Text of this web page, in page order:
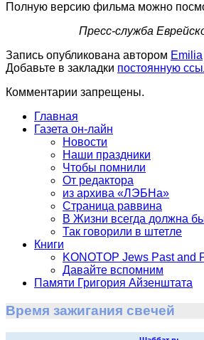
Полную версию фильма можно
Пресс-служба
Запись опубликована автором Emilia
Добавьте в закладки постоянную
Комментарии запрещены.
Главная
Газета он-лайн
Новости
Наши праздники
Чтобы помнили
От редактора
из архива «ЛЭБНа»
Страница раввина
В Жизни всегда должна
Так говорили в штетле
Книги
KONOTOP Jews Past and
Давайте вспомним
Памяти Григория Айзенштата
Время зажигания свечей